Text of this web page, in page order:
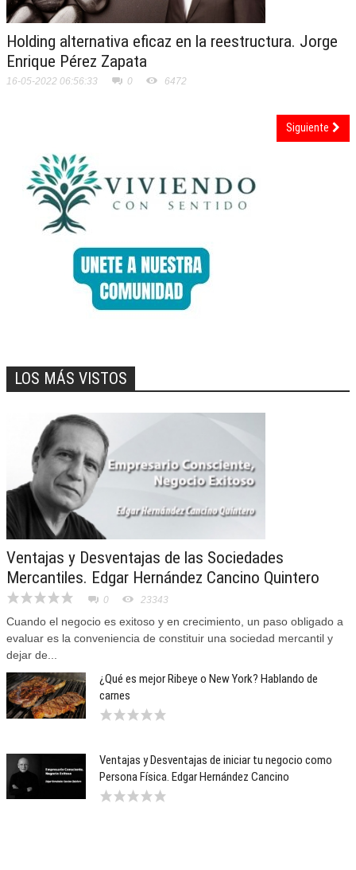
Holding alternativa eficaz en la reestructura. Jorge
Enrique Pérez Zapata
16-05-2022 06:56:33 0 6472
Siguiente
LOS MÁS VISTOS
Ventajas y Desventajas de las Sociedades
Mercantiles. Edgar Hernández Cancino Quintero
0 23343
Cuando el negocio es exitoso y en crecimiento, un paso obligado a
evaluar es la conveniencia de constituir una sociedad mercantil y
dejar de...
¿Qué es mejor Ribeye o New York? Hablando de
carnes
Ventajas y Desventajas de iniciar tu negocio como
Persona Física. Edgar Hernández Cancino